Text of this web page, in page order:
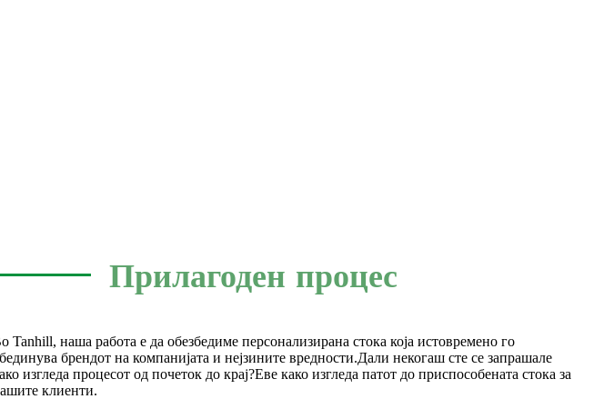
Прилагоден процес
Tanhill, наша работа е да обезбедиме персонализирана стока која истовремено го
брендот на компанијата и нејзините вредности.Дали некогаш сте се запрашале
изгледа процесот од почеток до крај?Еве како изгледа патот до приспособената стока за
клиенти.